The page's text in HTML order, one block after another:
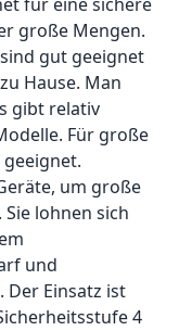
für eine sichere
große Mengen.
gut geeignet
Hause. Man
gibt relativ
Für große
um große
lohnen sich
und
Einsatz ist
4